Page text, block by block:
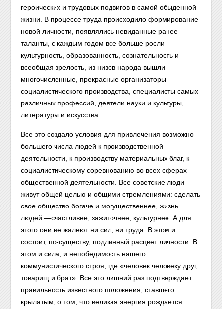
героических и трудовых подвигов в самой обыденной
жизни. В процессе труда происходило формирование
новой личности, появлялись невиданные ранее
таланты, с каждым годом все больше росли
культурность, образованность, сознательность и
всеобщая зрелость, из низов народа вышли
многочисленные, прекрасные организаторы
социалистического производства, специалисты самых
различных профессий, деятели науки и культуры,
литературы и искусства.
Все это создало условия для привлечения возможно
большего числа людей к производственной
деятельности, к производству материальных благ, к
социалистическому соревнованию во всех сферах
общественной деятельности. Все советские люди
живут общей целью и общими стремлениями: сделать
свое общество богаче и могущественнее, жизнь
людей —счастливее, зажиточнее, культурнее. А для
этого они не жалеют ни сил, ни труда. В этом и
состоит, по-существу, подлинный расцвет личности. В
этом и сила, и непобедимость нашего
коммунистического строя, где «человек человеку друг,
товарищ и брат». Все это лишний раз подтверждает
правильность известного положения, ставшего
крылатым, о том, что великая энергия рождается